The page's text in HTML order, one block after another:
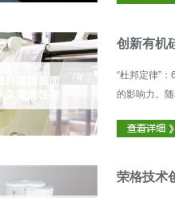
创新有机
“杜邦定律”
的影响力。
荣格技术